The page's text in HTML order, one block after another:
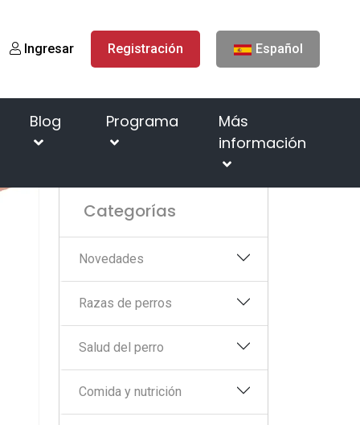
Ingresar Registración Español
Blog Programa
Más
información
perros? Aquí están las 5 razones principales
Categorías
Novedades
Razas de perros
Salud del perro
Comida y nutrición